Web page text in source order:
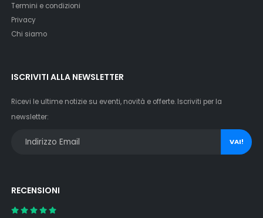
Termini e condizioni
Privacy
Chi siamo
ISCRIVITI ALLA NEWSLETTER
Ricevi le ultime notizie su eventi, novità e offerte. Iscriviti per la
newsletter:
VAI!
RECENSIONI